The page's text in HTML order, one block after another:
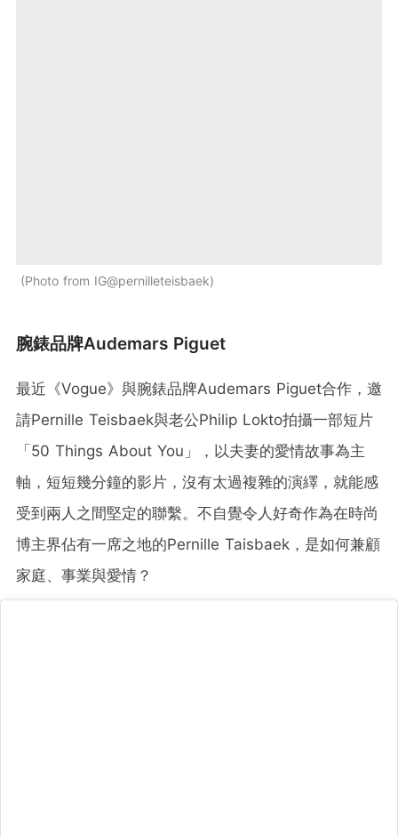
Photo from IG@pernilleteisbaek
腕錶品牌Audemars Piguet
最近《Vogue》與腕錶品牌Audemars Piguet合作，邀
請Pernille Teisbaek與老公Philip Lokto拍攝一部短片
「50 Things About You」，以夫妻的愛情故事為主
軸，短短幾分鐘的影片，沒有太過複雜的演繹，就能感
受到兩人之間堅定的聯繫。不自覺令人好奇作為在時尚
博主界佔有一席之地的Pernille Taisbaek，是如何兼顧
家庭、事業與愛情？